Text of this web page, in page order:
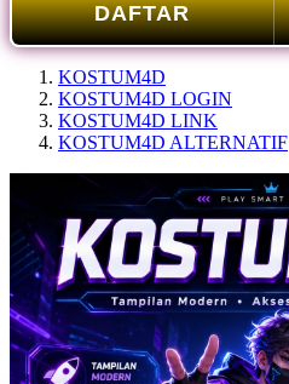
DAFTAR
KOSTUM4D
KOSTUM4D LOGIN
KOSTUM4D LINK
KOSTUM4D ALTERNATIF